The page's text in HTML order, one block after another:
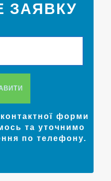
ЗАЯВКУ
форми
та уточнимо
по телефону.